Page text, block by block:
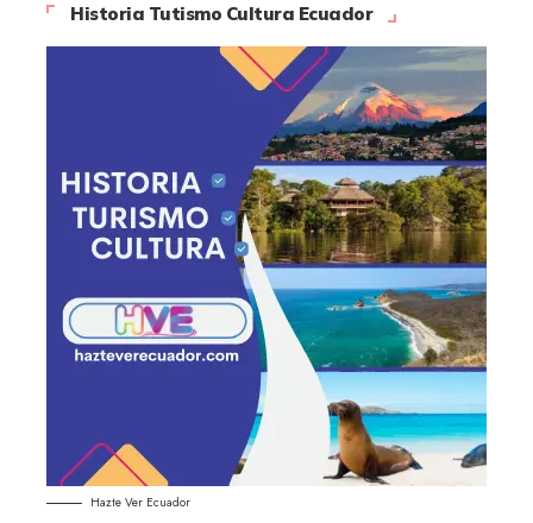
Historia Tutismo Cultura Ecuador
Hazte Ver Ecuador